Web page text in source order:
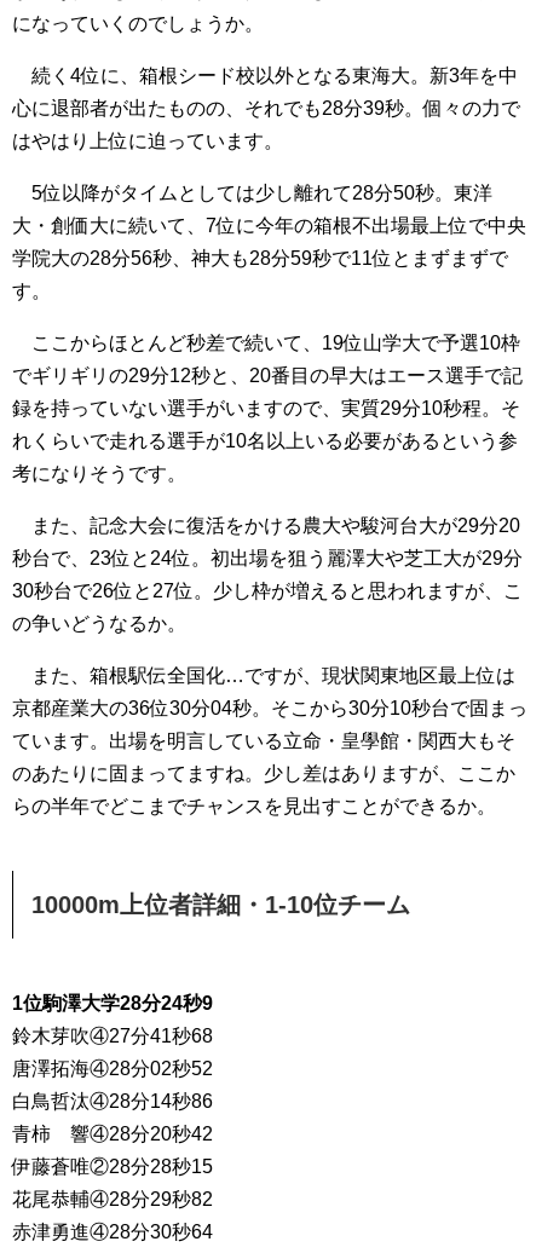
になっていくのでしょうか。
続く4位に、箱根シード校以外となる東海大。新3年を中
心に退部者が出たものの、それでも28分39秒。個々の力で
はやはり上位に迫っています。
5位以降がタイムとしては少し離れて28分50秒。東洋
大・創価大に続いて、7位に今年の箱根不出場最上位で中央
学院大の28分56秒、神大も28分59秒で11位とまずまずで
す。
ここからほとんど秒差で続いて、19位山学大で予選10枠
でギリギリの29分12秒と、20番目の早大はエース選手で記
録を持っていない選手がいますので、実質29分10秒程。そ
れくらいで走れる選手が10名以上いる必要があるという参
考になりそうです。
また、記念大会に復活をかける農大や駿河台大が29分20
秒台で、23位と24位。初出場を狙う麗澤大や芝工大が29分
30秒台で26位と27位。少し枠が増えると思われますが、こ
の争いどうなるか。
また、箱根駅伝全国化…ですが、現状関東地区最上位は
京都産業大の36位30分04秒。そこから30分10秒台で固まっ
ています。出場を明言している立命・皇學館・関西大もそ
のあたりに固まってますね。少し差はありますが、ここか
らの半年でどこまでチャンスを見出すことができるか。
10000m上位者詳細・ 1-10位チーム
1位駒澤大学28分24秒9
鈴木芽吹④27分41秒68
唐澤拓海④28分02秒52
白鳥哲汰④28分14秒86
青柿 響④28分20秒42
伊藤蒼唯②28分28秒15
花尾恭輔④28分29秒82
赤津勇進④28分30秒64